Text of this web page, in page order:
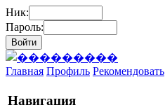
Ник:
Пароль:
Главная Профиль Рекомендовать
Навигация